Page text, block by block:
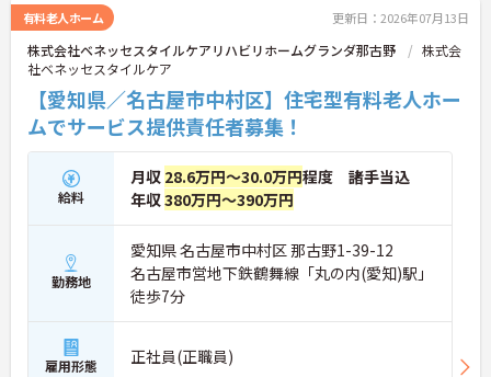
定期的な面談で不安を解消できるフォロー体制もあ
り、介護福祉士としてサ責や管理者への着実なキャ
リアアップを目指す有資格者の方に推奨できる環境
です。
★おすすめPOINT★
【夜勤なし・曜日固定の休日で、身体への負担を抑
えた働き方が実現できます】
・8:00～19:00の間での実働8時間勤務で夜勤が存在
しないため、生活リズムを整えながら健康的に働き
続けることができます
・完全週休2日制（曜日固定）を採用していること
により、先々の予定が立てやすくプライベートの時
間をしっかりと確保できる環境です
【専門資格を活かした収入アップと明確なキャリア
形成が期待できます】
・介護福祉士資格手当が支給されるほか、年2回の
評価面談で個人の頑張りが給与に還元される仕組み
有料老人ホーム 更新日：2026年07月13日
株式会社ベネッセスタイルケアリハビリホームグランダ那古野
株式会
社ベネッセスタイルケア
【愛知県／名古屋市中村区】住宅型有料老人ホー
ムでサービス提供責任者募集！
給料
月収 28.6万円～30.0万円程度 諸手当込
年収380万円～390万円
勤務地
愛知県 名古屋市中村区 那古野1-39-12
名古屋市営地下鉄鶴舞線「丸の内(愛知)駅」
徒歩7分
雇用形態 正社員(正職員)